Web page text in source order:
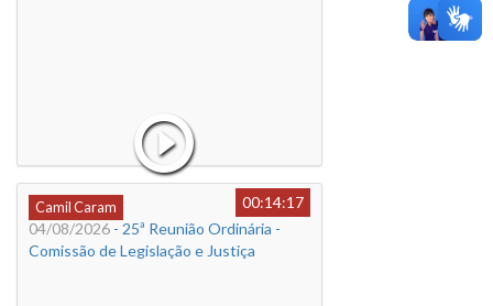
Camil Caram
00:14:17
04/08/2026 - 25ª Reunião Ordinária -
Comissão de Legislação e Justiça